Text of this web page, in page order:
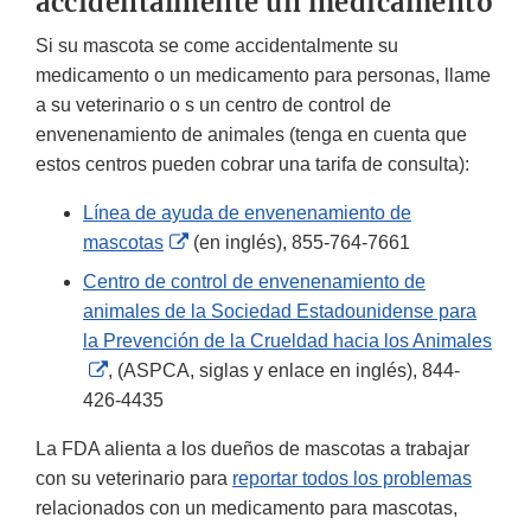
Si su mascota se come accidentalmente su
medicamento o un medicamento para personas, llame
a su veterinario o s un centro de control de
envenenamiento de animales (tenga en cuenta que
estos centros pueden cobrar una tarifa de consulta):
Línea de ayuda de envenenamiento de
mascotas
External
Link
Disclaimer
(en inglés), 855-764-7661
Centro de control de envenenamiento de
animales de la Sociedad Estadounidense para
la Prevención de la Crueldad hacia los Animales
External
Link
, (ASPCA, siglas y enlace en inglés), 844-
426-4435
La FDA alienta a los dueños de mascotas a trabajar
con su veterinario para reportar todos los problemas
relacionados con un medicamento para mascotas,